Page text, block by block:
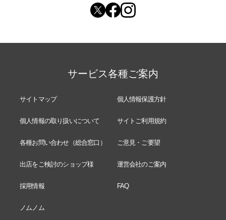
サービス各種ご案内
サイトマップ 個人情報保護方針
個人情報の取り扱いについて サイトご利用規約
各種お問い合わせ（総合窓口） ご意見・ご要望
出店をご検討のショップ様 運営会社のご案内
採用情報 FAQ
ノムノム